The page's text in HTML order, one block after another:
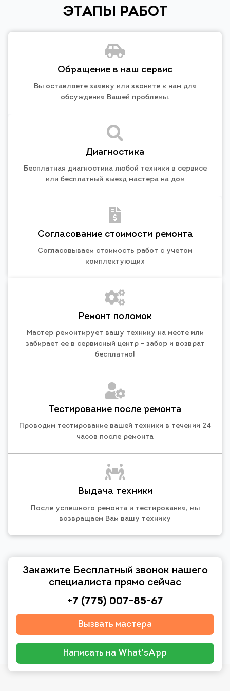
ЭТАПЫ РАБОТ
Обращение в наш сервис
Вы оставляете заявку или звоните к нам для
обсуждения Вашей проблемы.
Диагностика
Бесплатная диагностика любой техники в сервисе
или бесплатный выезд мастера на дом
Согласование стоимости ремонта
Согласовываем стоимость работ с учетом
комплектующих
Ремонт поломок
Мастер ремонтирует вашу технику на месте или
забирает ее в сервисный центр - забор и возврат
бесплатно!
Тестирование после ремонта
Проводим тестирование вашей техники в течении 24
часов после ремонта
Выдача техники
После успешного ремонта и тестирования, мы
возвращаем Вам вашу технику
Закажите Бесплатный звонок нашего
специалиста прямо сейчас
+7 (775) 007-85-67
Вызвать мастера
Написать на What'sApp